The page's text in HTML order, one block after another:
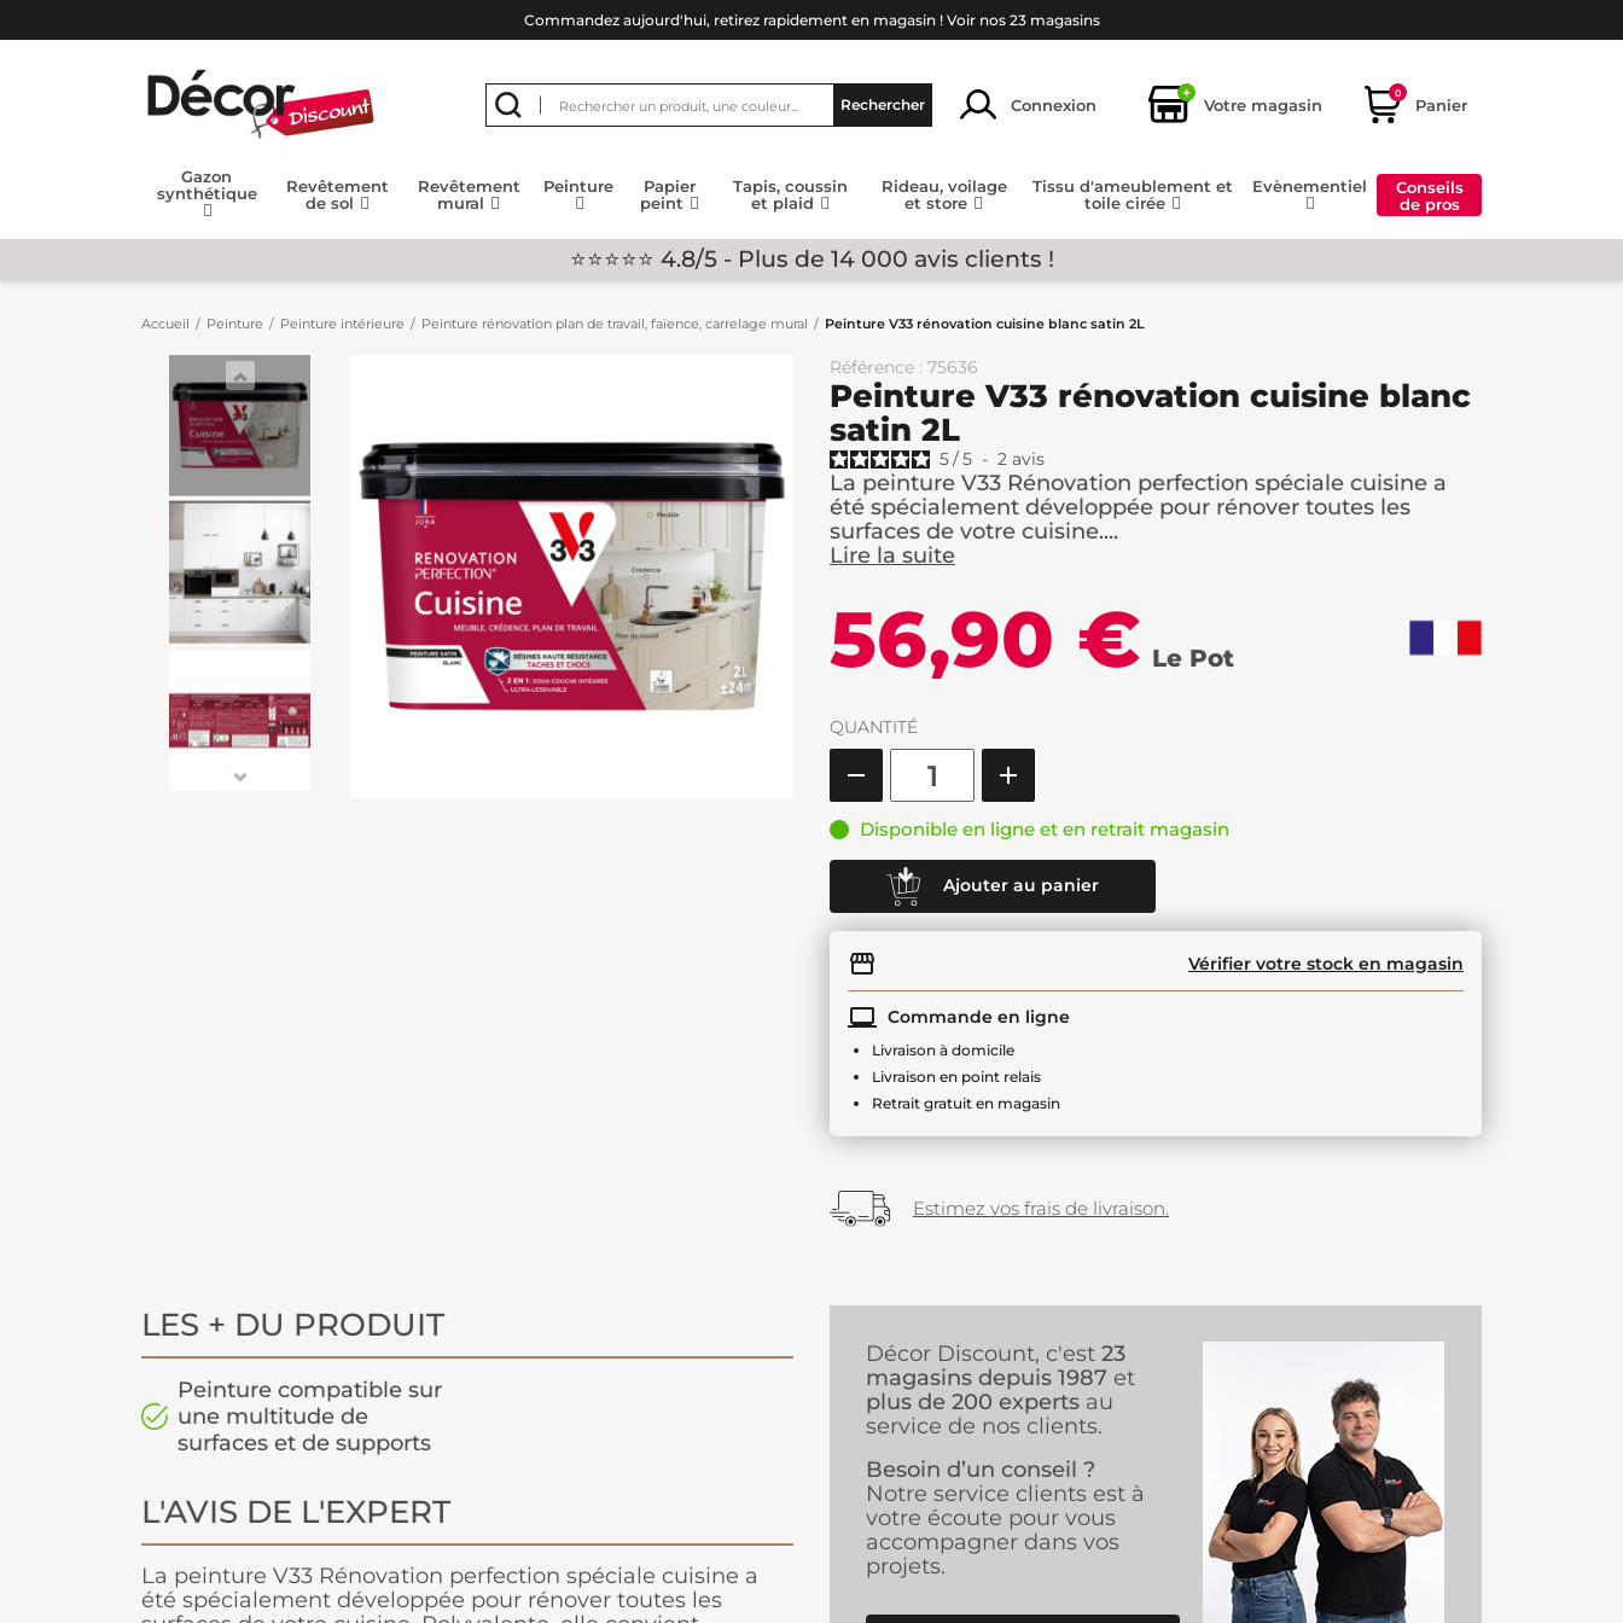
Commandez aujourd'hui, retirez rapidement en magasin ! Voir nos 23 magasins
Rechercher Connexion
+
Votre magasin
0
Panier
Gazon
synthétique
Revêtement
de sol
Revêtement
mural
Peinture
Papier
peint
Tapis, coussin
et plaid
Rideau, voilage
et store
Tissu d'ameublement et
toile cirée
Evènementiel
Conseils
de pros
⭐⭐⭐⭐⭐ 4.8/5 - Plus de 14 000 avis clients !
Accueil Peinture Peinture intérieure Peinture rénovation plan de travail, faïence, carrelage mural Peinture V33 rénovation cuisine blanc satin 2L
Référence : 75636
Peinture V33 rénovation cuisine blanc
satin 2L
5/5 - 2 avis
La peinture V33 Rénovation perfection spéciale cuisine a
été spécialement développée pour rénover toutes les
surfaces de votre cuisine....
Lire la suite
56,90 € Le Pot
QUANTITÉ
Disponible en ligne et en retrait magasin
Ajouter au panier
Vérifier votre stock en magasin
Commande en ligne
Livraison à domicile
Livraison en point relais
Retrait gratuit en magasin
Estimez vos frais de livraison.
LES + DU PRODUIT
Peinture compatible sur
une multitude de
surfaces et de supports
L'AVIS DE L'EXPERT
La peinture V33 Rénovation perfection spéciale cuisine a
été spécialement développée pour rénover toutes les
Décor Discount, c'est 23
magasins depuis 1987 et
plus de 200 experts au
service de nos clients.
Besoin d’un conseil ?
Notre service clients est à
votre écoute pour vous
accompagner dans vos
projets.